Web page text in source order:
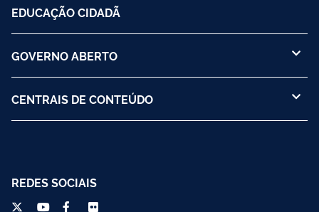
EDUCAÇÃO CIDADÃ
GOVERNO ABERTO
CENTRAIS DE CONTEÚDO
REDES SOCIAIS